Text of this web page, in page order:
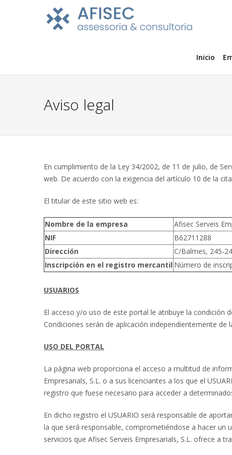
Inicio
Aviso legal
En cumplimiento de la Ley 34/2002, de 11 de julio, de
web. De acuerdo con la exigencia del artículo 10 de la
El titular de este sitio web es:
Nombre de la empresa
Afisec Serveis
NIF
B62711288
Dirección
C/Balmes, 245-
Inscripción en el registro mercantil Número de
USUARIOS
El acceso y/o uso de este portal le atribuye la condición
Condiciones serán de aplicación independientemente
USO DEL PORTAL
La página web proporciona el acceso a multitud de
Empresarials, S.L. o a sus licenciantes a los que el
registro que fuese necesario para acceder a
En dicho registro el USUARIO será responsable de
la que será responsable, comprometiéndose a hacer un
servicios que Afisec Serveis Empresarials, S.L. ofrece a